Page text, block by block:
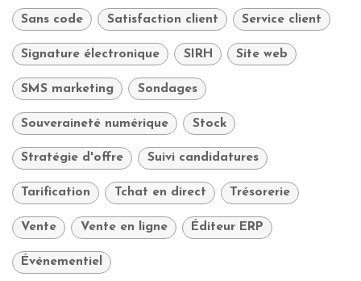
Sans code Satisfaction client Service client
Signature électronique SIRH Site web
SMS marketing Sondages
Souveraineté numérique Stock
Stratégie d'offre Suivi candidatures
Tarification Tchat en direct Trésorerie
Vente Vente en ligne Éditeur ERP
Événementiel